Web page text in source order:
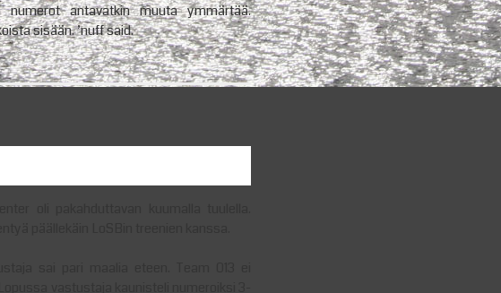
antavatkin muuta ymmärtää.
sisään. ’nuff said.